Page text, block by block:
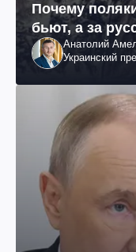
Почему
бьют, а за
Анатолий
Украинский